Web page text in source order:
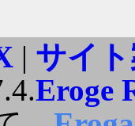
| サイ
Eroge